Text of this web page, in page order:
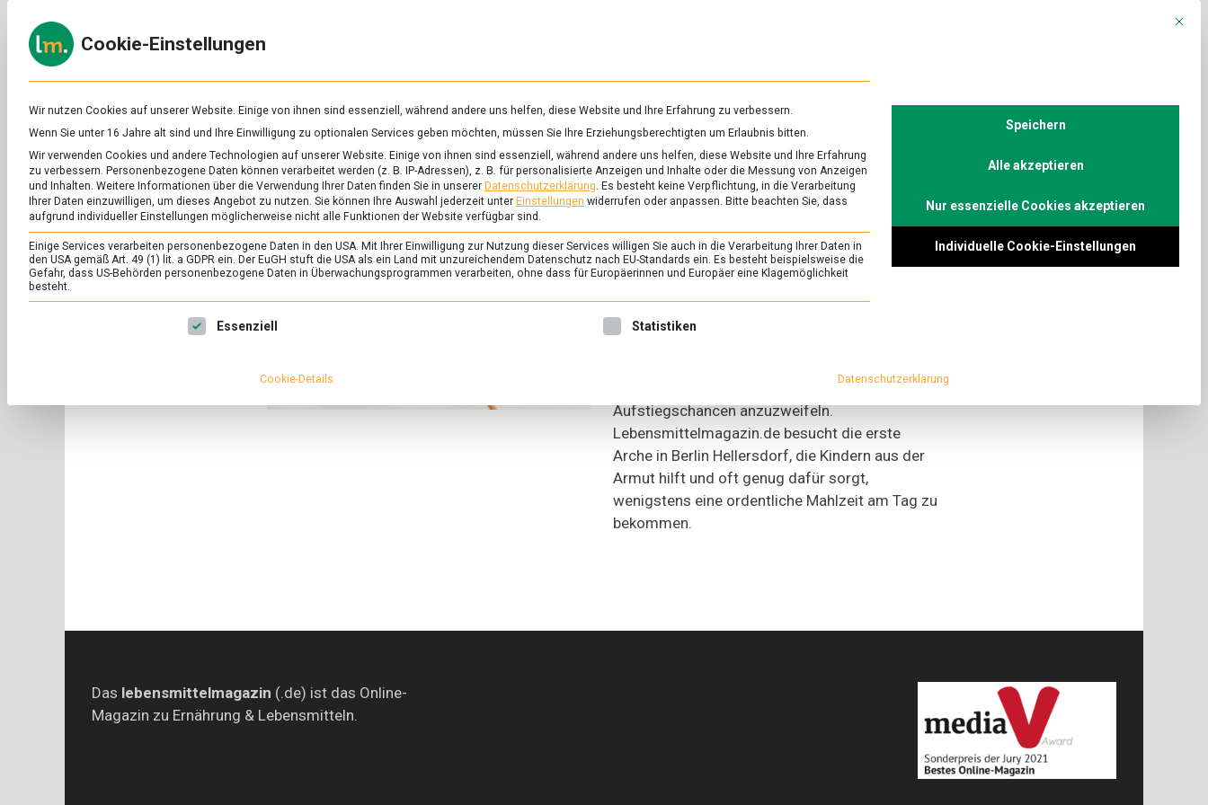
to
content
zu
&
Ernährung
SCHLAGWORT: DIE ARCHE
FEATURED /KULTUR
Die Arche: Denn solchen gehört das
Reich Gottes
Johannes Comment
Die
das
Rund fünf Millionen Kinder leben bundesweit
Aufstiegschancen anzuzweifeln.
Lebensmittelmagazin.de besucht die erste
Arche in Berlin Hellersdorf, die Kindern aus der
Armut hilft und oft genug dafür sorgt,
wenigstens eine ordentliche Mahlzeit am Tag zu
bekommen.
Das lebensmittelmagazin (.de) ist das Online-
Magazin zu Ernährung & Lebensmitteln.
Mit
Cookie-Einstellungen
Wir nutzen Cookies auf unserer Website. Einige von ihnen sind essenziell, während andere uns helfen, diese Website und Ihre Erfahrung zu verbessern.
Wenn Sie unter 16 Jahre alt sind und Ihre Einwilligung zu optionalen Services geben möchten, müssen Sie Ihre Erziehungsberechtigten um Erlaubnis bitten.
Wir verwenden Cookies und andere Technologien auf unserer Website. Einige von ihnen sind essenziell, während andere uns helfen, diese Website und Ihre Erfahrung
zu verbessern. Personenbezogene Daten können verarbeitet werden (z. B. IP-Adressen), z. B. für personalisierte Anzeigen und Inhalte oder die Messung von Anzeigen
und Inhalten. Weitere Informationen über die Verwendung Ihrer Daten finden Sie in unserer Datenschutzerklärung. Es besteht keine Verpflichtung, in die Verarbeitung
Ihrer Daten einzuwilligen, um dieses Angebot zu nutzen. Sie können Ihre Auswahl jederzeit unter Einstellungen widerrufen oder anpassen. Bitte beachten Sie, dass
aufgrund individueller Einstellungen möglicherweise nicht alle Funktionen der Website verfügbar sind.
Einige Services verarbeiten personenbezogene Daten in den USA. Mit Ihrer Einwilligung zur Nutzung dieser Services willigen Sie auch in die Verarbeitung Ihrer Daten in
den USA gemäß Art. 49 (1) lit. a GDPR ein. Der EuGH stuft die USA als ein Land mit unzureichendem Datenschutz nach EU-Standards ein. Es besteht beispielsweise die
Gefahr, dass US-Behörden personenbezogene Daten in Überwachungsprogrammen verarbeiten, ohne dass für Europäerinnen und Europäer eine Klagemöglichkeit
besteht.
Es folgt eine Liste der Service-Gruppen, für die eine Einwilligung erteilt werden kann. Die erste Service-Gruppe ist essenziell und kann nicht abgewählt werden.
Essenziell Statistiken
Speichern
Alle akzeptieren
Nur essenzielle Cookies akzeptieren
Individuelle Cookie-Einstellungen
Cookie-Details Datenschutzerklärung